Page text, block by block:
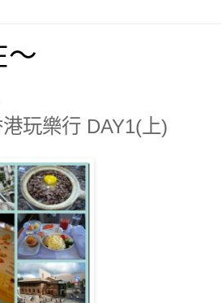
～
港玩樂行 DAY1(上)